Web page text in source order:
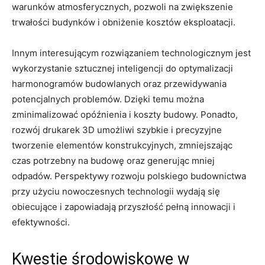
warunków atmosferycznych, pozwoli na zwiększenie
trwałości budynków i obniżenie kosztów eksploatacji.
Innym interesującym rozwiązaniem technologicznym jest
wykorzystanie sztucznej inteligencji do optymalizacji
harmonogramów budowlanych oraz przewidywania
potencjalnych problemów. Dzięki temu można
zminimalizować opóźnienia i koszty budowy. Ponadto,
rozwój drukarek 3D umożliwi szybkie i precyzyjne
tworzenie elementów konstrukcyjnych, zmniejszając
czas potrzebny na budowę oraz generując mniej
odpadów. Perspektywy rozwoju polskiego budownictwa‍
przy⁣ użyciu nowoczesnych technologii wydają się
obiecujące i zapowiadają przyszłość pełną innowacji i
efektywności.
Kwestie środowiskowe w